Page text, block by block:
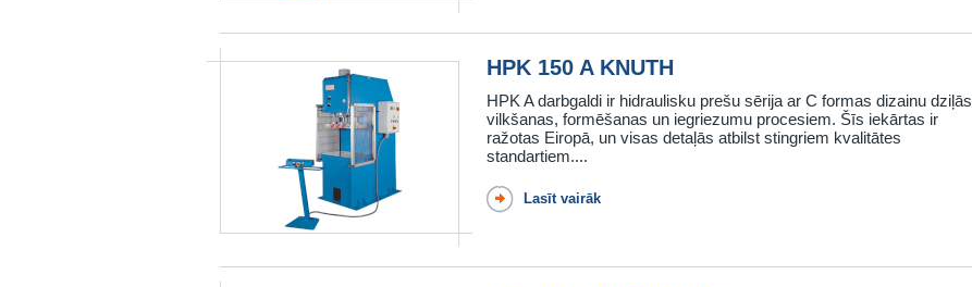
HPK 150 A KNUTH
HPK A darbgaldi ir hidraulisku prešu sērija ar C formas dizainu dziļās
vilkšanas, formēšanas un iegriezumu procesiem. Šīs iekārtas ir
ražotas Eiropā, un visas detaļās atbilst stingriem kvalitātes
standartiem....
Lasīt vairāk